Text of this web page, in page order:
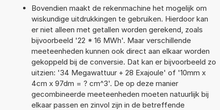
Bovendien maakt de rekenmachine het mogelijk om
wiskundige uitdrukkingen te gebruiken. Hierdoor kan
er niet alleen met getallen worden gerekend, zoals
bijvoorbeeld '22 * 16 MWh'. Maar verschillende
meeteenheden kunnen ook direct aan elkaar worden
gekoppeld bij de conversie. Dat kan er bijvoorbeeld zo
uitzien: '34 Megawattuur + 28 Exajoule' of '10mm x
4cm x 97dm = ? cm^3'. De op deze manier
gecombineerde meeteenheden moeten natuurlijk bij
elkaar passen en zinvol zijn in de betreffende